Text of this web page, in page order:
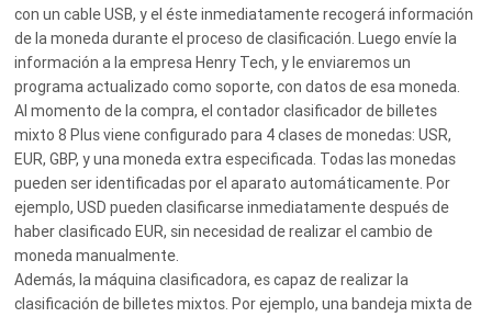
con un cable USB, y el éste inmediatamente recogerá información
de la moneda durante el proceso de clasificación. Luego envíe la
información a la empresa Henry Tech, y le enviaremos un
programa actualizado como soporte, con datos de esa moneda.
Al momento de la compra, el contador clasificador de billetes
mixto 8 Plus viene configurado para 4 clases de monedas: USR,
EUR, GBP, y una moneda extra especificada. Todas las monedas
pueden ser identificadas por el aparato automáticamente. Por
ejemplo, USD pueden clasificarse inmediatamente después de
haber clasificado EUR, sin necesidad de realizar el cambio de
moneda manualmente.
Además, la máquina clasificadora, es capaz de realizar la
clasificación de billetes mixtos. Por ejemplo, una bandeja mixta de